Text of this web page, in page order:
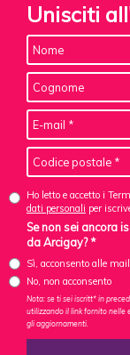
Unisciti
Ho letto e accetto i
dati personali per
Se non sei ancora
da Arcigay? *
Sì, acconsento alle
No, non acconsento
Nota: se ti sei iscritt* in
utilizzando il link fornito nelle
gli aggiornamenti.